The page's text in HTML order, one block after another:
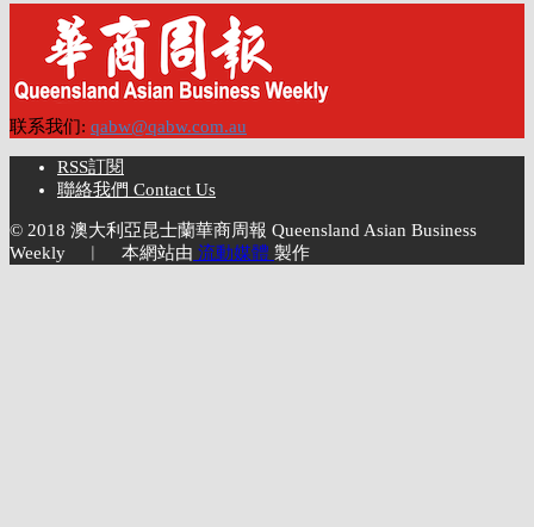
联系我们: qabw@qabw.com.au
RSS訂閱
聯絡我們 Contact Us
© 2018 澳大利亞昆士蘭華商周報 Queensland Asian Business
Weekly ︱ 本網站由 流動媒體 製作